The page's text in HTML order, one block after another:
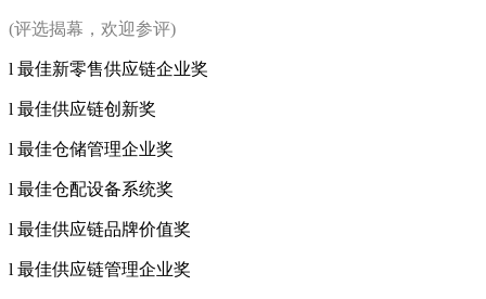
(评选揭幕，欢迎参评)
l 最佳新零售供应链企业奖
l 最佳供应链创新奖
l 最佳仓储管理企业奖
l 最佳仓配设备系统奖
l 最佳供应链品牌价值奖
l 最佳供应链管理企业奖